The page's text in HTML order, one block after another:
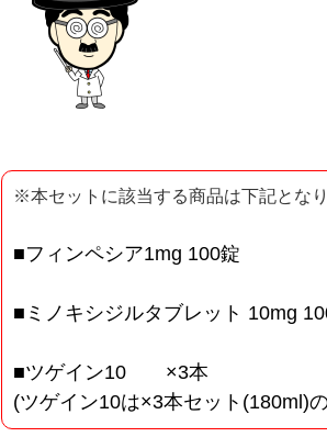
※本セットに該当する商品は下記とな
■フィンペシア1mg 100錠
■ミノキシジルタブレット 10mg
■ツゲイン10 ×3本
(ツゲイン10は×3本セット(180ml)